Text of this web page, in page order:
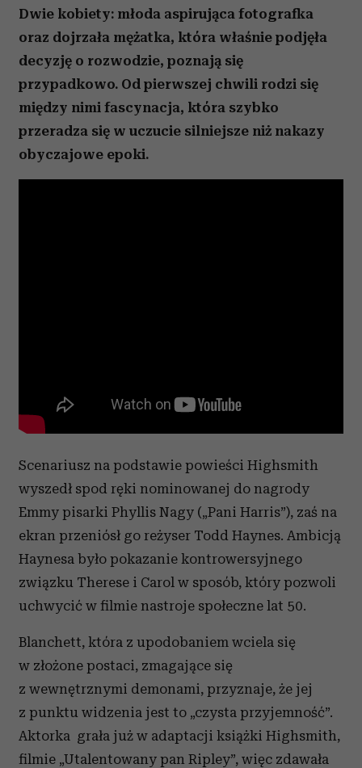
Dwie kobiety: młoda aspirująca fotografka
oraz dojrzała mężatka, która właśnie podjęła
decyzję o rozwodzie, poznają się
przypadkowo. Od pierwszej chwili rodzi się
między nimi fascynacja, która szybko
przeradza się w uczucie silniejsze niż nakazy
obyczajowe epoki.
Scenariusz na podstawie powieści Highsmith
wyszedł spod ręki nominowanej do nagrody
Emmy pisarki Phyllis Nagy („Pani Harris”), zaś na
ekran przeniósł go reżyser Todd Haynes. Ambicją
Haynesa było pokazanie kontrowersyjnego
związku Therese i Carol w sposób, który pozwoli
uchwycić w filmie nastroje społeczne lat 50.
Blanchett, która z upodobaniem wciela się
w złożone postaci, zmagające się
z wewnętrznymi demonami, przyznaje, że jej
z punktu widzenia jest to „czysta przyjemność”.
Aktorka grała już w adaptacji książki Highsmith,
filmie „Utalentowany pan Ripley”, więc zdawała